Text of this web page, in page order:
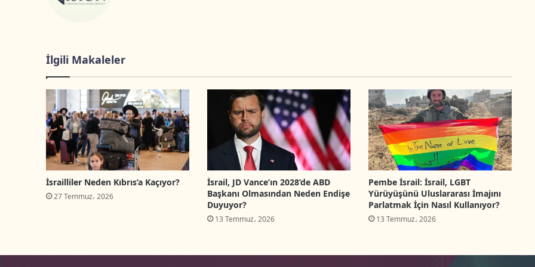
İlgili Makaleler
İsrailliler Neden Kıbrıs’a Kaçıyor?
27 Temmuz، 2026
İsrail, JD Vance’ın 2028’de ABD
Başkanı Olmasından Neden Endişe
Duyuyor?
13 Temmuz، 2026
Pembe İsrail: İsrail, LGBT
Yürüyüşünü Uluslararası İmajını
Parlatmak İçin Nasıl Kullanıyor?
13 Temmuz، 2026